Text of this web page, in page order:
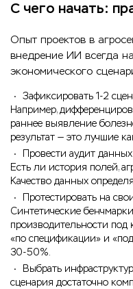
С чего начать:
Опыт проектов в
внедрение ИИ всегда
экономического
Зафиксировать 1-2
Например,
раннее выявление
результат — это лучшие
Провести аудит
Есть ли история полей,
Качество данных
Протестировать на
Синтетические
производительности
«по спецификации» и
30-50%.
Выбрать
сценария достаточно